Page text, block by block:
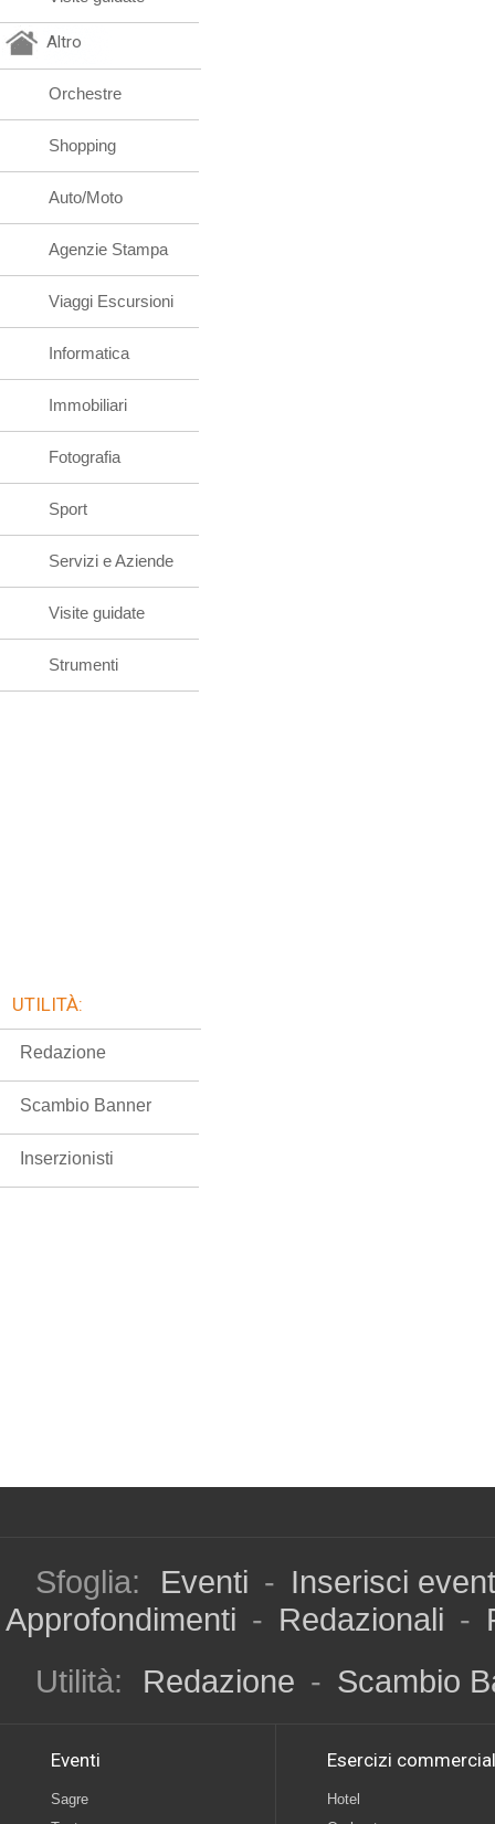
Altro
Orchestre
Shopping
Auto/Moto
Agenzie Stampa
Viaggi Escursioni
Informatica
Immobiliari
Fotografia
Sport
Servizi e Aziende
Visite guidate
Strumenti
UTILITÀ:
Redazione
Scambio Banner
Inserzionisti
Sfoglia: Eventi - Inserisci
Approfondimenti - Redazionali -
Utilità:
Redazione - Scambio
Eventi
Sagre
Esercizi
Hotel